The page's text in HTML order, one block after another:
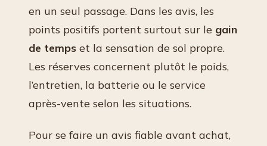
en un seul passage. Dans les avis, les
points positifs portent surtout sur le gain
de temps et la sensation de sol propre.
Les réserves concernent plutôt le poids,
l’entretien, la batterie ou le service
après-vente selon les situations.
Pour se faire un avis fiable avant achat,